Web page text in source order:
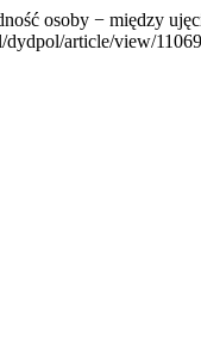
osoby − między
dydpol/article/view/